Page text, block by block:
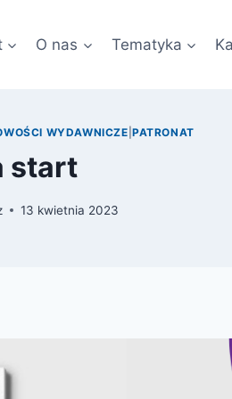
O nas Tematyka
WYDAWNICZE |PATRONAT
start
13 kwietnia 2023